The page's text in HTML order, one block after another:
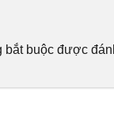
bắt buộc được